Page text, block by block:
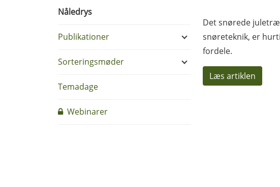
Nåledrys
Publikationer
Sorteringsmøder
Temadage
Webinarer
Det snørede
snøreteknik, er
fordele.
Læs artiklen